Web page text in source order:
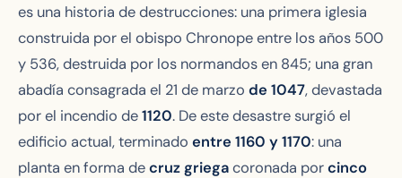
es una historia de destrucciones: una primera iglesia
construida por el obispo Chronope entre los años 500
y 536, destruida por los normandos en 845; una gran
abadía consagrada el 21 de marzo de 1047, devastada
por el incendio de1120. De este desastre surgió el
edificio actual, terminado entre 1160 y 1170: una
planta en forma decruz griegacoronada porcinco